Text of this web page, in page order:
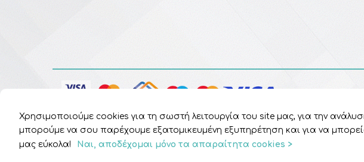
Χρησιμοποιούμε cookies για τη σωστή λειτουργία του site μας, για την
μπορούμε να σου παρέχουμε εξατομικευμένη εξυπηρέτηση και για να
μας εύκολα!
Ναι, αποδέχομαι μόνο τα απαραίτητα cookies >